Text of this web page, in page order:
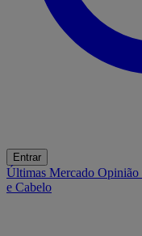
Entrar
Últimas Mercado Opinião
e Cabelo